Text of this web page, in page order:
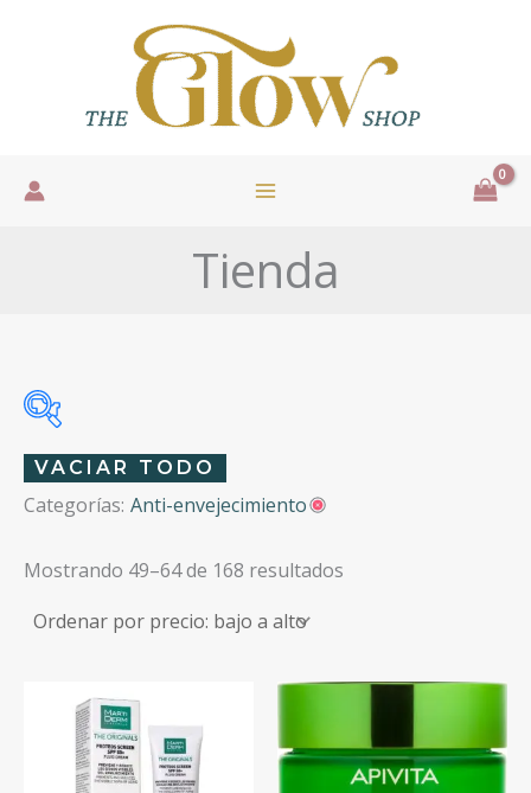
Tienda
Precio
VACIAR TODO
Categorías: Anti-envejecimiento
Mostrando 49–64 de 168 resultados